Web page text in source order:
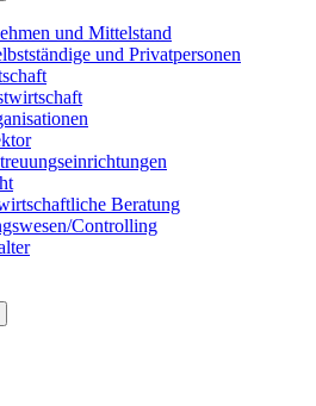
und Mittelstand
und Privatpersonen
Beratung
Controlling